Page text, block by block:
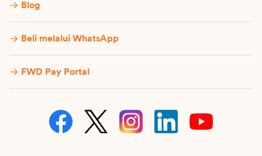
Blog
Beli melalui WhatsApp
FWD Pay Portal